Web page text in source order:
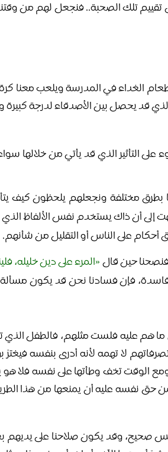
تقييم تلك الصحبة.. فنجعل لهم من
الغداء في المدرسة ويلعب معنا
قد يحصل بين الأصدقاء لدرجة
التأثير الذي قد يأتي من خلالها
بطرق مختلفة ونجعلهم يلحظون كيف
أن ذاك يستخدم نفس الألفاظ الذي
أحكام على الناس أو التقليل من شأنهم.
فنصحنا حين قال المرء على دين خليله،
فاسدة، فإن فسادنا نحن قد يكون
هم عليه فلست مثلهم، فالطفل
لا تهمه لأنه أدرى بنفسه
الوقت تخف وطأتها على نفسه فلا هو
حق نفسه عليه أن يمنعها من هذا
صحيح، وقد يكون صلاحنا على